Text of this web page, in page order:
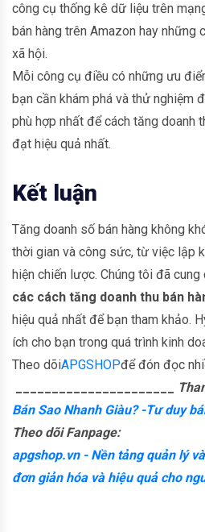
công cụ thống kê dữ liệu trên
bán hàng trên Amazon hay những
xã hội.
Mỗi công cụ điều có những ưu
bạn cần khám phá và thử nghiệm
phù hợp nhất để cách tăng doanh
đạt hiệu quả nhất.
Kết luận
Tăng doanh số bán hàng không
thời gian và công sức, từ việc lập
hiện chiến lược. Chúng tôi đã
các cách tăng doanh thu bán
hiệu quả nhất để bạn tham khảo.
ích cho bạn trong quá trình kinh
Theo dõiAPGSHOPđể đón đọc
Bán Sao Nhanh Giàu? -Tư duy
Theo dõi Fanpage:
apgshop.vn - Nền tảng quản lý
đơn giản hóa và hiệu quả cho